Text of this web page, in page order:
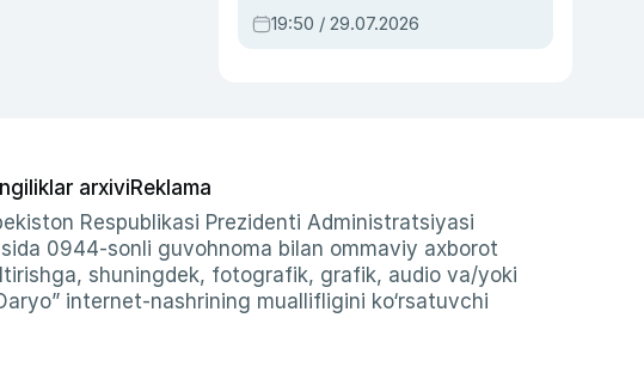
qahramon — Ukraina
armiyasi bosh
19:50 / 29.07.2026
arxiviReklama
Respublikasi Prezidenti Administratsiyasi
0944-sonli guvohnoma bilan ommaviy axborot
shuningdek, fotografik, grafik, audio va/yoki
internet-nashrining muallifligini ko‘rsatuvchi